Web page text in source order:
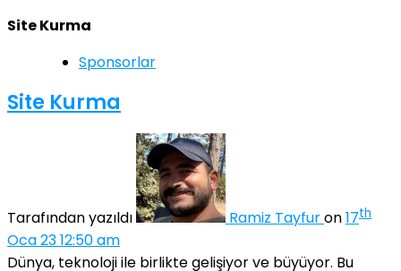
Site Kurma
Sponsorlar
Site Kurma
Tarafından yazıldı Ramiz Tayfuron17th
Oca 23 12:50 am
Dünya, teknoloji ile birlikte gelişiyor ve büyüyor. Bu